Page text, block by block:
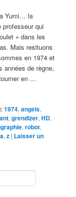
Yumi… la
professeur qui
» dans les
Mais resituons
en 1974 et
années de règne,
en …
1974,angels,
,grendizer,HD,
,robot,
,z | Laisser un